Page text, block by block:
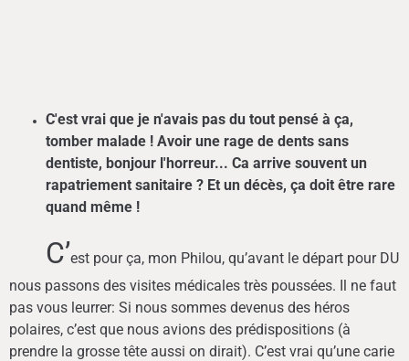
C'est vrai que je n'avais pas du tout pensé à ça,
tomber malade ! Avoir une rage de dents sans
dentiste, bonjour l'horreur... Ca arrive souvent un
rapatriement sanitaire ? Et un décès, ça doit être rare
quand même !
C’est pour ça, mon Philou, qu’avant le départ pour DU
nous passons des visites médicales très poussées. Il ne faut
pas vous leurrer: Si nous sommes devenus des héros
polaires, c’est que nous avions des prédispositions (à
prendre la grosse tête aussi on dirait). C’est vrai qu’une carie